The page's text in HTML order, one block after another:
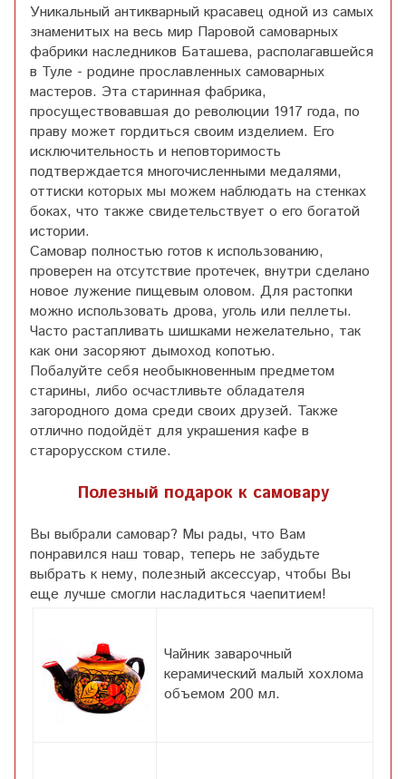
Уникальный антикварный красавец одной из самых
знаменитых на весь мир Паровой самоварных
фабрики наследников Баташева, располагавшейся
в Туле - родине прославленных самоварных
мастеров. Эта старинная фабрика,
просуществовавшая до революции 1917 года, по
праву может гордиться своим изделием. Его
исключительность и неповторимость
подтверждается многочисленными медалями,
оттиски которых мы можем наблюдать на стенках
боках, что также свидетельствует о его богатой
истории.
Самовар полностью готов к использованию,
проверен на отсутствие протечек, внутри сделано
новое лужение пищевым оловом. Для растопки
можно использовать дрова, уголь или пеллеты.
Часто растапливать шишками нежелательно, так
как они засоряют дымоход копотью.
Побалуйте себя необыкновенным предметом
старины, либо осчастливьте обладателя
загородного дома среди своих друзей. Также
отлично подойдёт для украшения кафе в
старорусском стиле.
Полезный подарок к самовару
Вы выбрали самовар? Мы рады, что Вам
понравился наш товар, теперь не забудьте
выбрать к нему, полезный аксессуар, чтобы Вы
еще лучше смогли насладиться чаепитием!
Чайник заварочный
керамический малый хохлома
объемом 200 мл.